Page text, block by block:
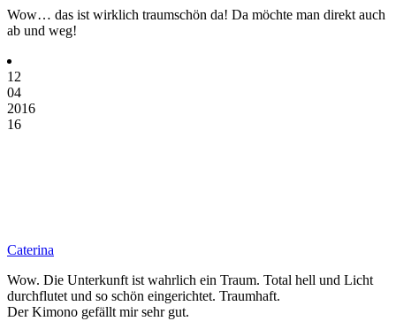
Wow… das ist wirklich traumschön da! Da möchte man direkt auch
ab und weg!
12
04
2016
16
Caterina
Wow. Die Unterkunft ist wahrlich ein Traum. Total hell und Licht
durchflutet und so schön eingerichtet. Traumhaft.
Der Kimono gefällt mir sehr gut.